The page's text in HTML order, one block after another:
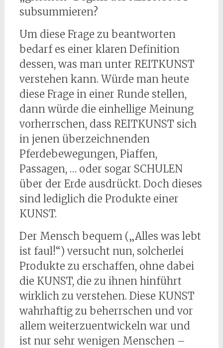
subsummieren?
Um diese Frage zu beantworten
bedarf es einer klaren Definition
dessen, was man unter REITKUNST
verstehen kann. Würde man heute
diese Frage in einer Runde stellen,
dann würde die einhellige Meinung
vorherrschen, dass REITKUNST sich
in jenen überzeichnenden
Pferdebewegungen, Piaffen,
Passagen, … oder sogar SCHULEN
über der Erde ausdrückt. Doch dieses
sind lediglich die Produkte einer
KUNST.
Der Mensch bequem („Alles was lebt
ist faul!“) versucht nun, solcherlei
Produkte zu erschaffen, ohne dabei
die KUNST, die zu ihnen hinführt
wirklich zu verstehen. Diese KUNST
wahrhaftig zu beherrschen und vor
allem weiterzuentwickeln war und
ist nur sehr wenigen Menschen –